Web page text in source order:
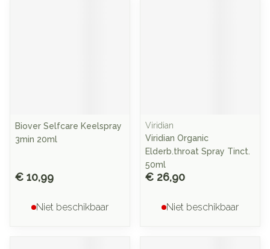
Biover Selfcare Keelspray
3min 20ml
€ 10,99
Niet beschikbaar
Viridian
Viridian Organic
Elderb.throat Spray Tinct.
50ml
€ 26,90
Niet beschikbaar